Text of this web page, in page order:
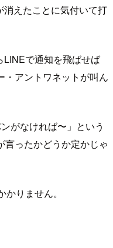
消えたことに気付いて打
LINEで通知を飛ばせば
・アントワネットが叫ん
がなければ〜」という
言ったかどうか定かじゃ
りません。